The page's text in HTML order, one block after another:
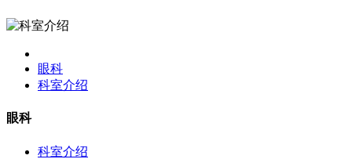
眼科
科室介绍
眼科
科室介绍